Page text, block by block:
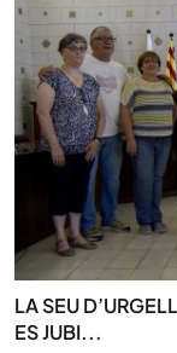
LA SEU
ES JUBI...